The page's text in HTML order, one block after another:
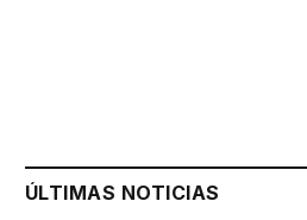
ÚLTIMAS NOTICIAS